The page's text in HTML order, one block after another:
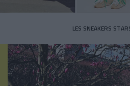
LES SNEAKERS